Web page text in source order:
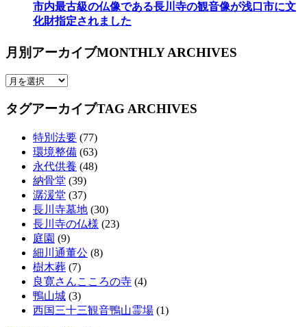
市内最古級の仏像である長川寺の観音像が浅口市に文
化財指定されました
月別アーカイブMONTHLY ARCHIVES
タグアーカイブTAG ARCHIVES
特別法要 (77)
環境整備 (63)
永代供養 (48)
納骨堂 (39)
潺湲堂 (37)
長川寺墓地 (30)
長川寺の仏様 (23)
庭園 (9)
細川通董公 (8)
樹木葬 (7)
良寛さんこころの寺 (4)
鴨山城 (3)
西国三十三観音鴨山霊場 (1)